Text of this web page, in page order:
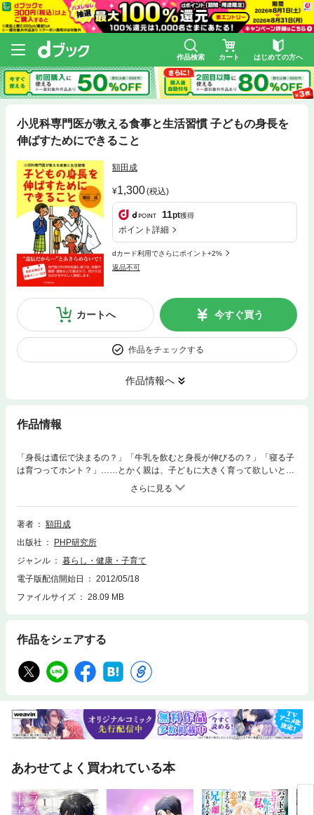
作品検索 カート はじめての方へ
小児科専門医が教える食事と生活習慣 子どもの身長を
伸ばすためにできること
額田成
1,300(税込)
11pt獲得
ポイント詳細
dカード利用でさらにポイント+2%
返品不可
カートへ 今すぐ買う
作品をチェックする
作品情報へ
作品情報
「身長は遺伝で決まるの？」「牛乳を飲むと身長が伸びるの？」「寝る子
は育つってホント？」……とかく親は、子どもに大きく育って欲しいと願
うもの。しかし、身長に関しては有益な情報や正しい知識を持たない人が
多いのは、「身長は遺伝だから……」と、最初からあきらめているからで
ある。低身長治療の専門医である著者はこう言います。「私は約20年間に
渡り、低身長のお子さんの診療に携わってきました。中には治療を必要と
る方も多数おられます。ただし、身長が伸びるのは子どもの時期だけ。こ
のチャンスに、親としてできるだけのことをしてあげたいものです」本書
の身長を伸ばすためには何が必要かをイラストやマンガを交えながら、わ
かりやすく解説するもので、著者のおすすめの食事メニューも多数紹介し
著者
額田成
出版社
PHP研究所
ジャンル
暮らし・健康・子育て
電子版配信開始日
2012/05/18
ファイルサイズ
28.09 MB
作品をシェアする
あわせてよく買われている本